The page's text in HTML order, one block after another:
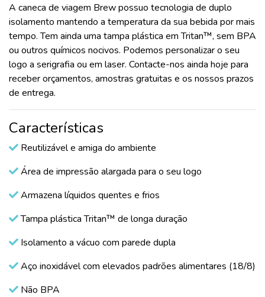
A caneca de viagem Brew possuo tecnologia de duplo
isolamento mantendo a temperatura da sua bebida por mais
tempo. Tem ainda uma tampa plástica em Tritan™, sem BPA
ou outros químicos nocivos. Podemos personalizar o seu
logo a serigrafia ou em laser. Contacte-nos ainda hoje para
receber orçamentos, amostras gratuitas e os nossos prazos
de entrega.
Características
Reutilizável e amiga do ambiente
Área de impressão alargada para o seu logo
Armazena líquidos quentes e frios
Tampa plástica Tritan™ de longa duração
Isolamento a vácuo com parede dupla
Aço inoxidável com elevados padrões alimentares (18/8)
Não BPA